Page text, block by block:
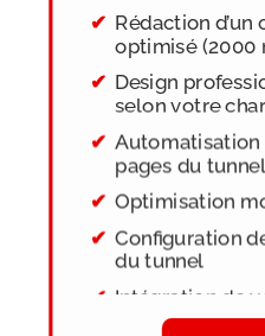
Rédaction
optimisé (2000
Design
selon votre
pages du
Optimisation
Configuration
du tunnel
Intégration de
page de vente